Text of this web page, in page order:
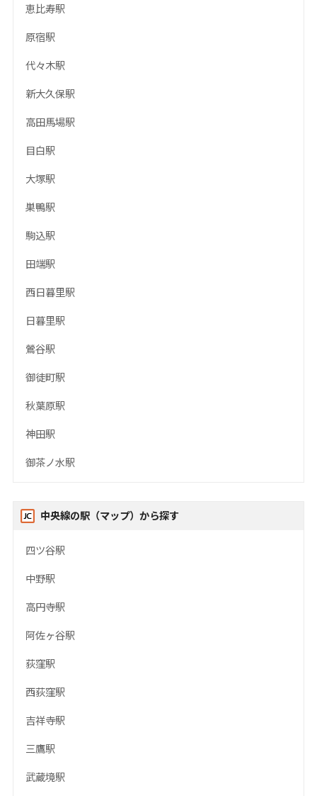
恵比寿駅
原宿駅
代々木駅
新大久保駅
高田馬場駅
目白駅
大塚駅
巣鴨駅
駒込駅
田端駅
西日暮里駅
日暮里駅
鶯谷駅
御徒町駅
秋葉原駅
神田駅
御茶ノ水駅
中央線の駅（マップ）から探す
四ツ谷駅
中野駅
高円寺駅
阿佐ヶ谷駅
荻窪駅
西荻窪駅
吉祥寺駅
三鷹駅
武蔵境駅